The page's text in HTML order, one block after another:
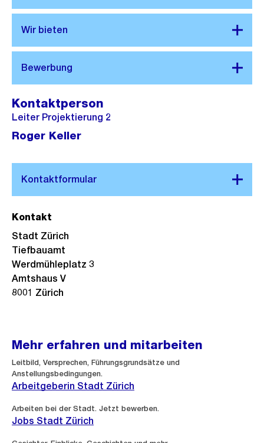
Kontaktperson
Leiter Projektierung 2
Roger Keller
Kontakt
Stadt Zürich
Tiefbauamt
Werdmühleplatz 3
Amtshaus V
8001 Zürich
Mehr erfahren und mitarbeiten
Leitbild, Versprechen, Führungsgrundsätze und
Anstellungsbedingungen.
Arbeitgeberin Stadt Zürich
Arbeiten bei der Stadt. Jetzt bewerben.
Jobs Stadt Zürich